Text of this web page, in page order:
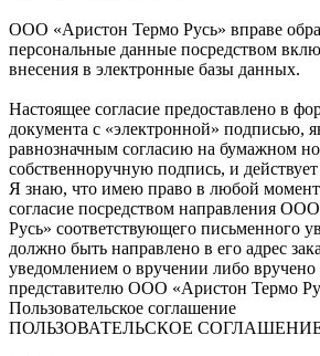
ООО «Аристон Термо Русь» вправе
персональные данные посредством
внесения в электронные базы данных.
Настоящее согласие предоставлено в
документа с «электронной» подписью,
равнозначным согласию на бумажном
собственноручную подпись, и
Я знаю, что имею право в любой момент
согласие посредством направления
Русь» соответствующего письменного
должно быть направлено в его адрес
уведомлением о вручении либо
представителю ООО «Аристон Термо
Пользовательское соглашение
ПОЛЬЗОВАТЕЛЬСКОЕ